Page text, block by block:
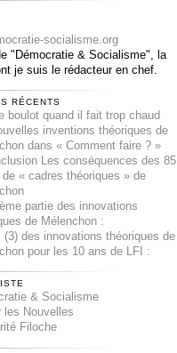
socialisme.org
"Démocratie & Socialisme", la
je suis le rédacteur en chef.
RÉCENTS
boulot quand il fait trop chaud
inventions théoriques de
dans « Comment faire ? »
Les conséquences des 85
de « cadres théoriques » de
partie des innovations
de Mélenchon :
(3) des innovations théoriques de
pour les 10 ans de LFI :
& Socialisme
les Nouvelles
Filoche